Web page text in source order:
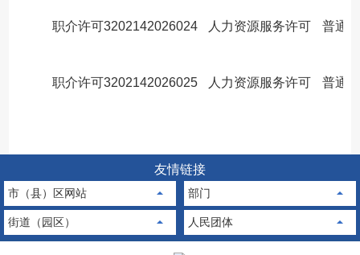
职介许可3202142026024 人力资源服务许可 普通
职介许可3202142026025 人力资源服务许可 普通
友情链接
市（县）区网站 部门
街道（园区） 人民团体